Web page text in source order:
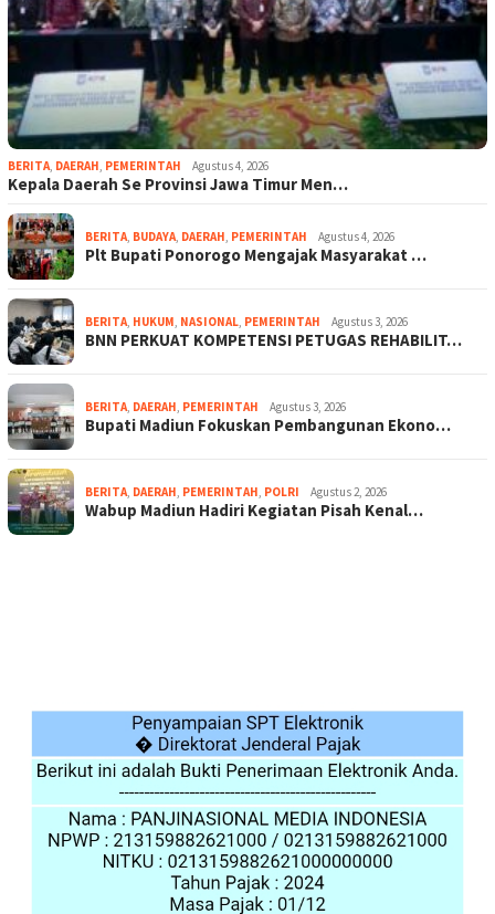
BERITA, DAERAH, PEMERINTAH Agustus 4, 2026
Kepala Daerah Se Provinsi Jawa Timur Men…
BERITA, BUDAYA, DAERAH, PEMERINTAH Agustus 4, 2026
Plt Bupati Ponorogo Mengajak Masyarakat …
BERITA, HUKUM, NASIONAL, PEMERINTAH Agustus 3, 2026
BNN PERKUAT KOMPETENSI PETUGAS REHABILIT…
BERITA, DAERAH, PEMERINTAH Agustus 3, 2026
Bupati Madiun Fokuskan Pembangunan Ekono…
BERITA, DAERAH, PEMERINTAH, POLRI Agustus 2, 2026
Wabup Madiun Hadiri Kegiatan Pisah Kenal…